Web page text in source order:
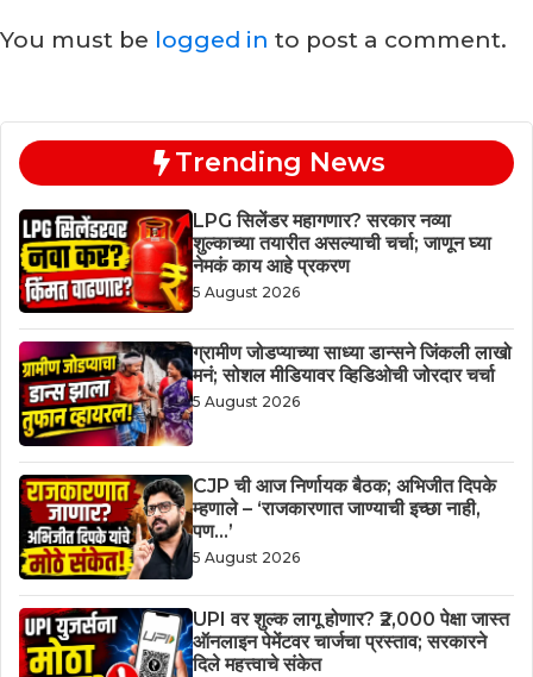
You must be logged in to post a comment.
Trending News
LPG सिलेंडर महागणार? सरकार नव्या
शुल्काच्या तयारीत असल्याची चर्चा; जाणून घ्या
नेमकं काय आहे प्रकरण
5 August 2026
ग्रामीण जोडप्याच्या साध्या डान्सने जिंकली लाखो
मनं; सोशल मीडियावर व्हिडिओची जोरदार चर्चा
5 August 2026
CJP ची आज निर्णायक बैठक; अभिजीत दिपके
म्हणाले – ‘राजकारणात जाण्याची इच्छा नाही,
पण…’
5 August 2026
UPI वर शुल्क लागू होणार? ₹2,000 पेक्षा जास्त
ऑनलाइन पेमेंटवर चार्जचा प्रस्ताव; सरकारने
दिले महत्त्वाचे संकेत